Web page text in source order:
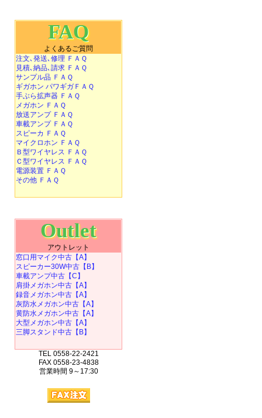
FAQ
よくあるご質問
注文､発送､修理 ＦＡＱ
見積､納品､請求 ＦＡＱ
サンプル品 ＦＡＱ
ギガホン パワギガＦＡＱ
手ぶら拡声器 ＦＡＱ
メガホン ＦＡＱ
放送アンプ ＦＡＱ
車載アンプ ＦＡＱ
スピーカ ＦＡＱ
マイクロホン ＦＡＱ
Ｂ型ワイヤレス ＦＡＱ
Ｃ型ワイヤレス ＦＡＱ
電源装置 ＦＡＱ
その他 ＦＡＱ
Outlet
アウトレット
窓口用マイク中古【A】
スピーカー30W中古【B】
車載アンプ中古【C】
肩掛メガホン中古【A】
録音メガホン中古【A】
灰防水メガホン中古【A】
黄防水メガホン中古【A】
大型メガホン中古【A】
三脚スタンド中古【B】
TEL 0558-22-2421
FAX 0558-23-4838
営業時間 9～17:30